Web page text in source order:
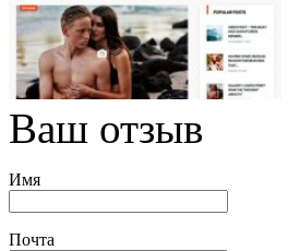
Ваш отзыв
Имя
Почта